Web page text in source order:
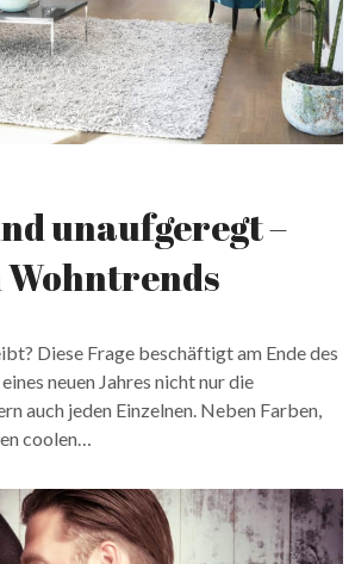
unaufgeregt –
Wohntrends
Diese Frage beschäftigt am Ende des
neuen Jahres nicht nur die
auch jeden Einzelnen. Neben Farben,
coolen…